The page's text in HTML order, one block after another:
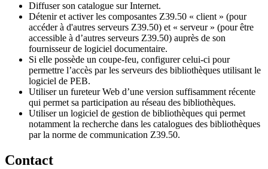
Diffuser son catalogue sur Internet.
Détenir et activer les composantes Z39.50 « client » (pour
accéder à d'autres serveurs Z39.50) et « serveur » (pour être
accessible à d’autres serveurs Z39.50) auprès de son
fournisseur de logiciel documentaire.
Si elle possède un coupe-feu, configurer celui-ci pour
permettre l’accès par les serveurs des bibliothèques utilisant le
logiciel de PEB.
Utiliser un fureteur Web d’une version suffisamment récente
qui permet sa participation au réseau des bibliothèques.
Utiliser un logiciel de gestion de bibliothèques qui permet
notamment la recherche dans les catalogues des bibliothèques
par la norme de communication Z39.50.
Contact